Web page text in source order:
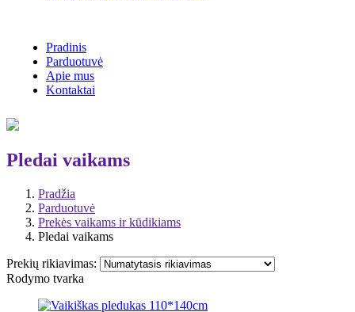
Pradinis
Parduotuvė
Apie mus
Kontaktai
Pledai vaikams
Pradžia
Parduotuvė
Prekės vaikams ir kūdikiams
Pledai vaikams
Prekių rikiavimas:
Rodymo tvarka